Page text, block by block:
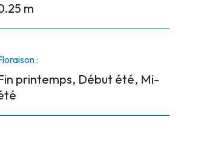
m
:
printemps, Début été, Mi-